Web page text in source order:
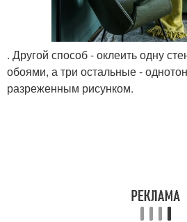
. Другой способ - оклеить одну
обоями, а три остальные -
разреженным рисунком.